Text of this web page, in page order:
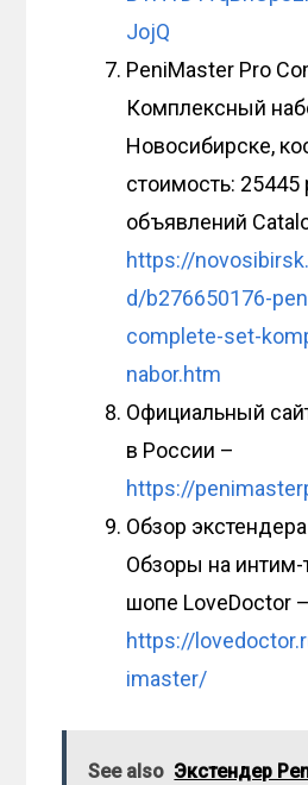
JojQ
PeniMaster Pro
Комплексный
Новосибирскe,
стоимость:
объявлений
https://
d/b276650176-
complete-set-
nabor.htm
Официальный
в России –
https://
Обзор
Обзоры на интим-
шопе LoveDoctor –
https://
imaster/
See also Экстендер